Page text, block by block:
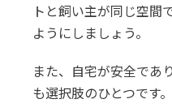
トと飼い主が同じ空間
ようにしましょう。
また、自宅が安全であ
も選択肢のひとつです。